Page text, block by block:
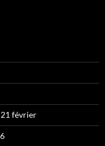
21 février